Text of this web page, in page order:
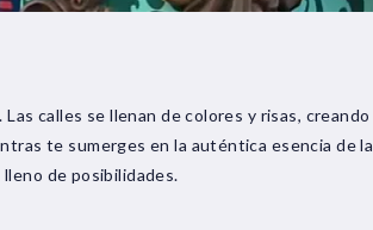
calles se llenan de colores y risas, creando
te sumerges en la auténtica esencia de la
de posibilidades.